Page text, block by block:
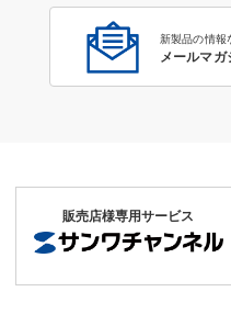
新製品の情報
メールマ
販売店様専用サービス